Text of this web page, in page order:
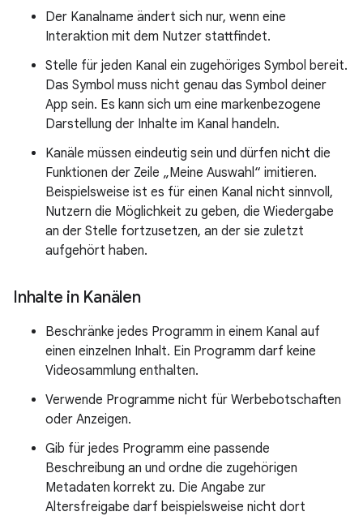
Der Kanalname ändert sich nur, wenn eine
Interaktion mit dem Nutzer stattfindet.
Stelle für jeden Kanal ein zugehöriges Symbol bereit.
Das Symbol muss nicht genau das Symbol deiner
App sein. Es kann sich um eine markenbezogene
Darstellung der Inhalte im Kanal handeln.
Kanäle müssen eindeutig sein und dürfen nicht die
Funktionen der Zeile „Meine Auswahl“ imitieren.
Beispielsweise ist es für einen Kanal nicht sinnvoll,
Nutzern die Möglichkeit zu geben, die Wiedergabe
an der Stelle fortzusetzen, an der sie zuletzt
aufgehört haben.
Inhalte in Kanälen
Beschränke jedes Programm in einem Kanal auf
einen einzelnen Inhalt. Ein Programm darf keine
Videosammlung enthalten.
Verwende Programme nicht für Werbebotschaften
oder Anzeigen.
Gib für jedes Programm eine passende
Beschreibung an und ordne die zugehörigen
Metadaten korrekt zu. Die Angabe zur
Altersfreigabe darf beispielsweise nicht dort